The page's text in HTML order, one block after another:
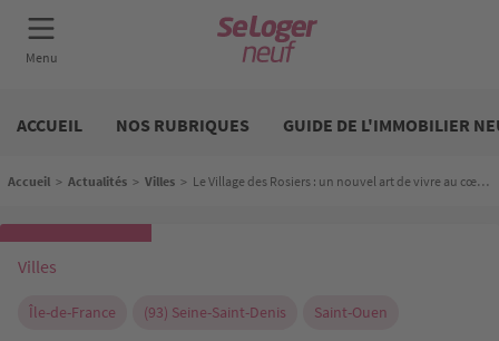
contenu
ACCUEIL
NOS RUBRIQUES GUIDE DE L'IMMOBILIER
Fil d'Ariane
Accueil > Actualités > Villes > Le Village des Rosiers : un nouvel art de vivre au cœur du célèbre marché aux puces de Saint-Ouen-sur-Seine
Villes
Île-de-France (93) Seine-Saint-Denis Saint-Ouen